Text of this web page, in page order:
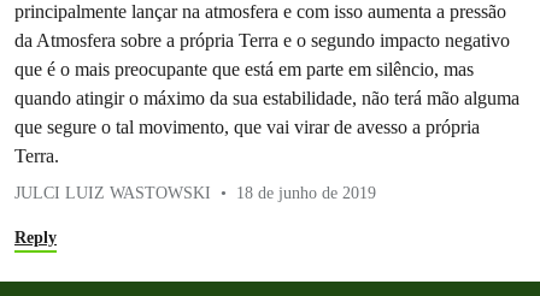
principalmente lançar na atmosfera e com isso aumenta a pressão
da Atmosfera sobre a própria Terra e o segundo impacto negativo
que é o mais preocupante que está em parte em silêncio, mas
quando atingir o máximo da sua estabilidade, não terá mão alguma
que segure o tal movimento, que vai virar de avesso a própria
Terra.
JULCI LUIZ WASTOWSKI 18 de junho de 2019
Reply